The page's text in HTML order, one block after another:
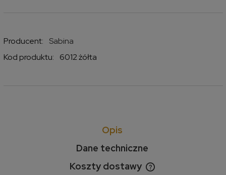
Producent:
Sabina
Kod produktu:
6012 żółta
Opis
Dane techniczne
Koszty dostawy
Cena nie zawiera ewentualnych kosztów płatności